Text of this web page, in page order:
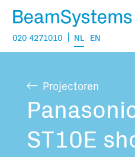
020 4271010 NL EN
Verkoop
Projecten
Vragen
Mijn wensenlijst
Vul hier de producten
te hebben.
Projectoren
ST10E